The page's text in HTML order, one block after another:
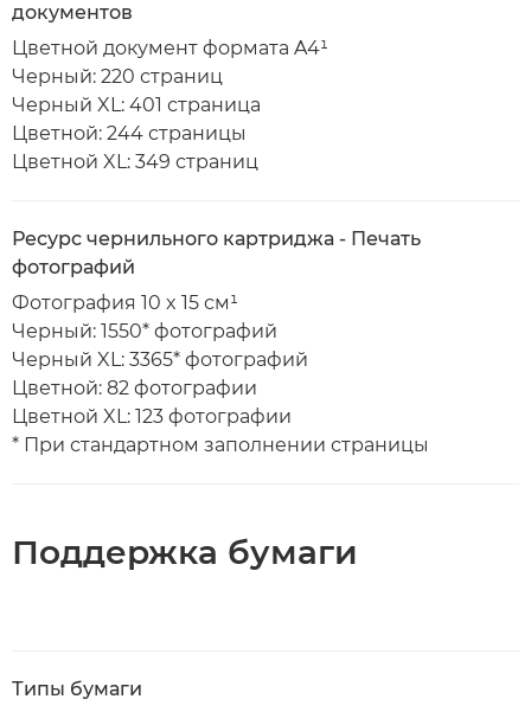
документов
Цветной документ формата A4¹
Черный: 220 страниц
Черный XL: 401 страница
Цветной: 244 страницы
Цветной XL: 349 страниц
Ресурс чернильного картриджа - Печать
фотографий
Фотография 10 x 15 см¹
Черный: 1550* фотографий
Черный XL: 3365* фотографий
Цветной: 82 фотографии
Цветной XL: 123 фотографии
* При стандартном заполнении страницы
Поддержка бумаги
Типы бумаги